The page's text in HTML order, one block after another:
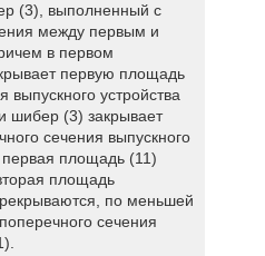
(3), выполненный с
между первым и
в первом
первую площадь
выпускного устройства
шибер (3) закрывает
сечения выпускного
первая площадь (11)
площадь
по меньшей
сечения